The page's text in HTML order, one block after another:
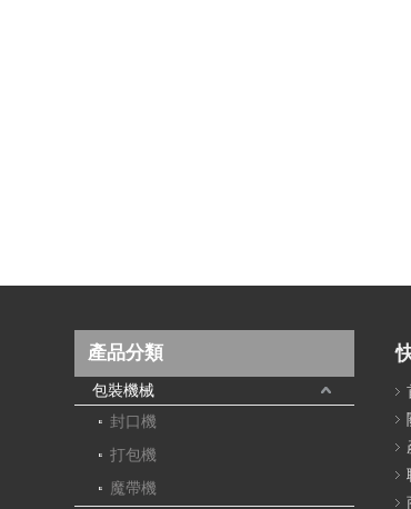
產品分類
包裝機械
封口機
打包機
魔帶機